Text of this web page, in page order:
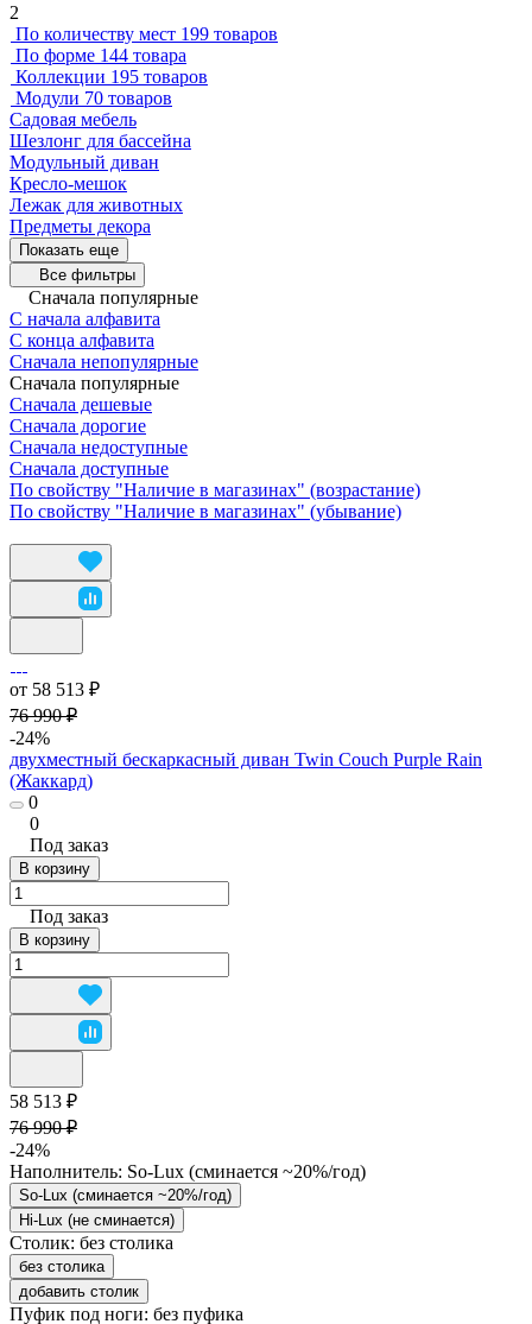
2
По количеству мест 199 товаров
По форме 144 товара
Коллекции 195 товаров
Модули 70 товаров
Садовая мебель
Шезлонг для бассейна
Модульный диван
Кресло-мешок
Лежак для животных
Предметы декора
Показать еще
Все фильтры
Сначала популярные
С начала алфавита
С конца алфавита
Сначала непопулярные
Сначала популярные
Сначала дешевые
Сначала дорогие
Сначала недоступные
Сначала доступные
По свойству "Наличие в магазинах" (возрастание)
По свойству "Наличие в магазинах" (убывание)
от 58 513 ₽
76 990 ₽
-24%
двухместный бескаркасный диван Twin Couch Purple Rain
(Жаккард)
0
0
Под заказ
В корзину
Под заказ
В корзину
58 513 ₽
76 990 ₽
-24%
Наполнитель: So-Lux (cминается ~20%/год)
So-Lux (cминается ~20%/год)
Hi-Lux (не сминается)
Столик: без столика
без столика
добавить столик
Пуфик под ноги: без пуфика